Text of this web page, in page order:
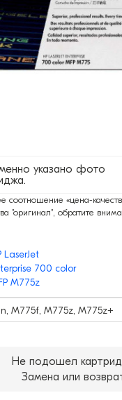
указано фото
соотношение «цена-
"оригинал", обратите
LaserJet
700 color
M775z
M775f, M775z, M775z+
Не подошел
Замена или